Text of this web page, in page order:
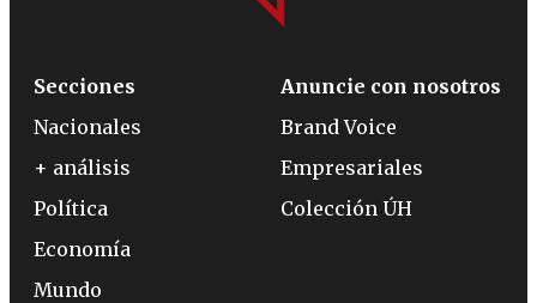
Secciones
Nacionales
+ análisis
Política
Economía
Mundo
Anuncie con nosotros
Brand Voice
Empresariales
Colección ÚH